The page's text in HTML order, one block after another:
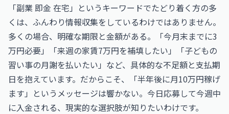
「副業 即金 在宅」というキーワードでたどり着く方の多
くは、ふんわり情報収集をしているわけではありません。
多くの場合、明確な期限と金額がある。「今月末までに3
万円必要」「来週の家賃7万円を補填したい」「子どもの
習い事の月謝を払いたい」など、具体的な不足額と支払期
日を抱えています。だからこそ、「半年後に月10万円稼げ
ます」というメッセージは響かない。今日応募して今週中
に入金される、現実的な選択肢が知りたいわけです。